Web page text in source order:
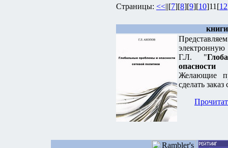
Страницы: <<||[7][8][9][10]11[12
книги
Г.Л. "
Желающие
сделать